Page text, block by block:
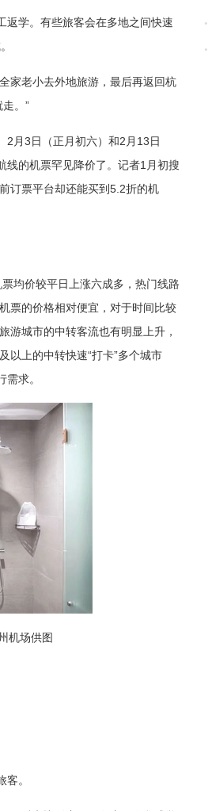
返学。有些旅客会在多地之间快速
家老小去外地旅游，最后再返回杭
。”
2月3日（正月初六）和2月13日
线的机票罕见降价了。记者1月初搜
订票平台却还能买到5.2折的机
均价较平日上涨六成多，热门线路
票的价格相对便宜，对于时间比较
游城市的中转客流也有明显上升，
以上的中转快速“打卡”多个城市
求。
机场供图
。
·
·